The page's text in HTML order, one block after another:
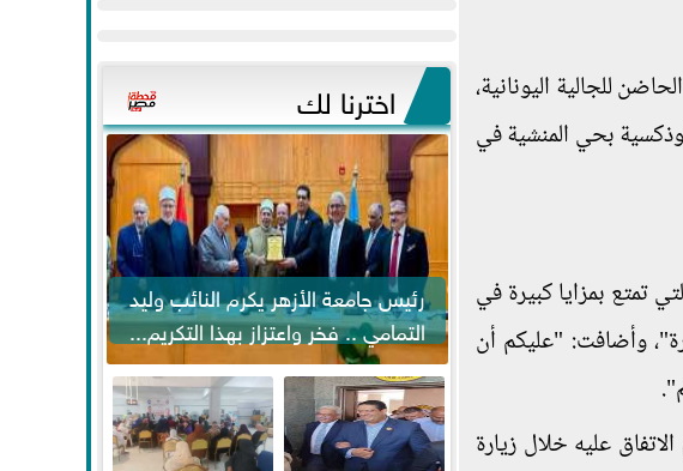
للجالية اليونانية،
بحي المنشية في
تمتع بمزايا كبيرة في
وأضافت: "عليكم أن
عليه خلال زيارة
اخترنا لك
رئيس جامعة الأزهر يكرم النائب وليد
التمامي .. فخر واعتزاز بهذا التكريم...